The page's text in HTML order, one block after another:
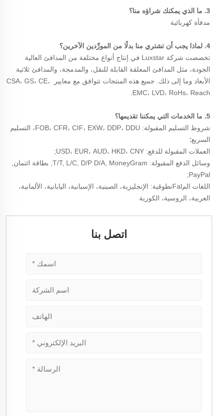
3. ما الذي يمكنك شراؤه منا؟
مدفأة كهربائية
4. لماذا يجب أن تشتري منا بدلًا من المورِّدين الآخرين؟
الأبعاد وما إلى ذلك. جميع هذه المنتجات تتوافق مع معايير CSA، GS، CE،
EMC، LVD، RoHs، Reach.
5. ما الخدمات التي يمكننا تقديمها؟
السريع؛
العملات المقبولة للدفع: USD، EUR، AUD، HKD، CNY;
PayPal;
العربية، الروسية، الكورية
اتصل بنا